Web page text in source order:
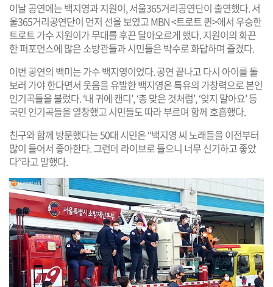
이날 공연에는 백지영과 지원이, 서울365거리공연단이 출연했다. 서
울365거리공연단이 먼저 선을 보였고 MBN <트로트 퀸>에서 우승한
트로트 가수 지원이가 무대를 후끈 달아오르게 했다. 지원이의 화끈
한 퍼포먼스에 많은 소방관들과 시민들은 박수로 화답하며 즐겼다.
이번 공연의 백미는 가수 백지영이었다. 공연 끝나고 다시 아이를 돌
보러 가야 한다면서 웃음을 유발한 백지영은 특유의 가창력으로 본인
인기곡들을 불렀다. ‘내 귀에 캔디’, ‘총 맞은 것처럼’, ‘잊지 말아요’ 등
국민 인기곡들을 열창했고 시민들도 따라 부르며 함께 호흡했다.
친구와 함께 방문했다는 50대 시민은 “백지영 씨 노래들을 이전부터
많이 들어서 좋아한다. 그런데 라이브로 들으니 너무 신기하고 좋았
다”라고 말했다.